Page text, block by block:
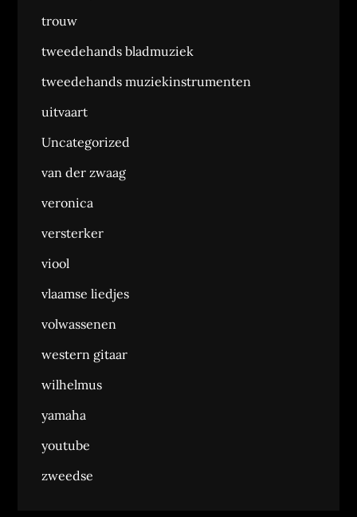
trouw
tweedehands bladmuziek
tweedehands muziekinstrumenten
uitvaart
Uncategorized
van der zwaag
veronica
versterker
viool
vlaamse liedjes
volwassenen
western gitaar
wilhelmus
yamaha
youtube
zweedse